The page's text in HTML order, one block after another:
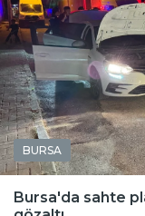
BURSA
Bursa'da sahte